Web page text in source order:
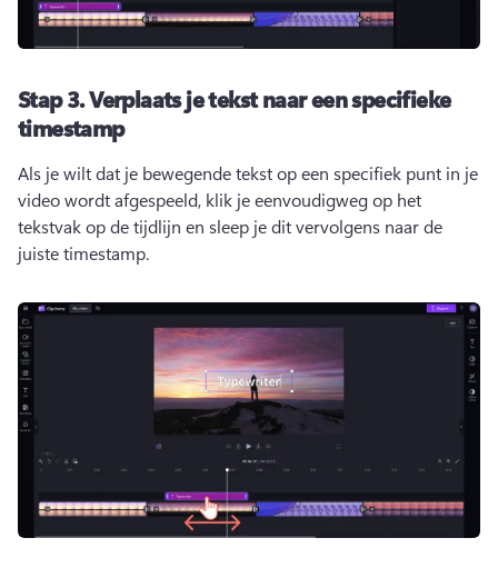
Stap 3.Verplaats je tekst naar een specifieke
timestamp
Als je wilt dat je bewegende tekst op een specifiek punt in je
video wordt afgespeeld, klik je eenvoudigweg op het
tekstvak op de tijdlijn en sleep je dit vervolgens naar de
juiste timestamp.